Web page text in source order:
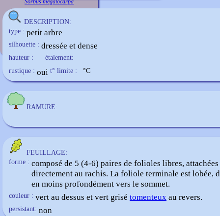
Sorbus megalocarpa
DESCRIPTION:
type : petit arbre
silhouette : dressée et dense
hauteur :
étalement:
rustique : oui t° limite : °C
RAMURE:
FEUILLAGE:
forme : composé de 5 (4-6) paires de folioles libres, attachées
directement au rachis. La foliole terminale est lobée,
en moins profondément vers le sommet.
couleur : vert au dessus et vert grisé tomenteux au revers.
persistant: non